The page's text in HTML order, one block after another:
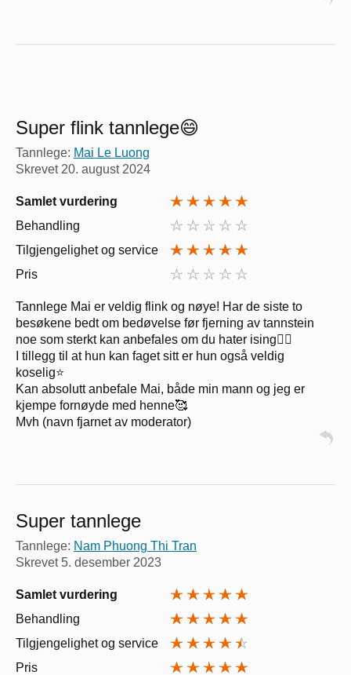
Super flink tannlege😄
Tannlege: Mai Le Luong
Skrevet 20. august 2024
Samlet vurdering
Behandling
Tilgjengelighet og service
Pris
Tannlege Mai er veldig flink og nøye! Har de siste to
besøkene bedt om bedøvelse før fjerning av tannstein
noe som sterkt kan anbefales om du hater ising👍🏼
I tillegg til at hun kan faget sitt er hun også veldig
koselig⭐️
Kan absolutt anbefale Mai, både min mann og jeg er
kjempe fornøyde med henne🥰
Mvh (navn fjarnet av moderator)
Super tannlege
Tannlege: Nam Phuong Thi Tran
Skrevet 5. desember 2023
Samlet vurdering
Behandling
Tilgjengelighet og service
Pris